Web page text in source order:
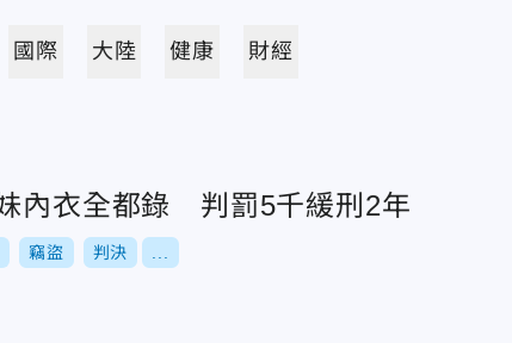
國際 大陸 健康 財經
內衣全都錄 判罰5千緩刑2年
竊盜 判決